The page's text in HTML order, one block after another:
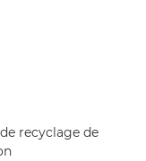
recyclage de